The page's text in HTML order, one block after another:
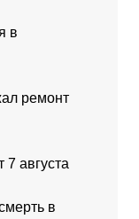
в
ремонт
августа
в